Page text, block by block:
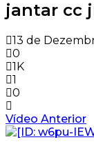
jantar cc
13 de
0
1K
1
0
Vídeo Anterior